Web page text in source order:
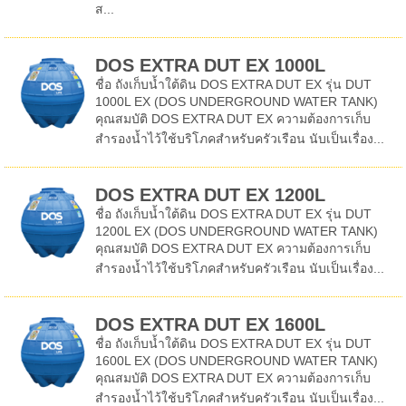
ส...
DOS EXTRA DUT EX 1000L
ชื่อ ถังเก็บน้ำใต้ดิน DOS EXTRA DUT EX รุ่น DUT
1000L EX (DOS UNDERGROUND WATER TANK)
คุณสมบัติ DOS EXTRA DUT EX ความต้องการเก็บ
สำรองน้ำไว้ใช้บริโภคสำหรับครัวเรือน นับเป็นเรื่อง...
DOS EXTRA DUT EX 1200L
ชื่อ ถังเก็บน้ำใต้ดิน DOS EXTRA DUT EX รุ่น DUT
1200L EX (DOS UNDERGROUND WATER TANK)
คุณสมบัติ DOS EXTRA DUT EX ความต้องการเก็บ
สำรองน้ำไว้ใช้บริโภคสำหรับครัวเรือน นับเป็นเรื่อง...
DOS EXTRA DUT EX 1600L
ชื่อ ถังเก็บน้ำใต้ดิน DOS EXTRA DUT EX รุ่น DUT
1600L EX (DOS UNDERGROUND WATER TANK)
คุณสมบัติ DOS EXTRA DUT EX ความต้องการเก็บ
สำรองน้ำไว้ใช้บริโภคสำหรับครัวเรือน นับเป็นเรื่อง...